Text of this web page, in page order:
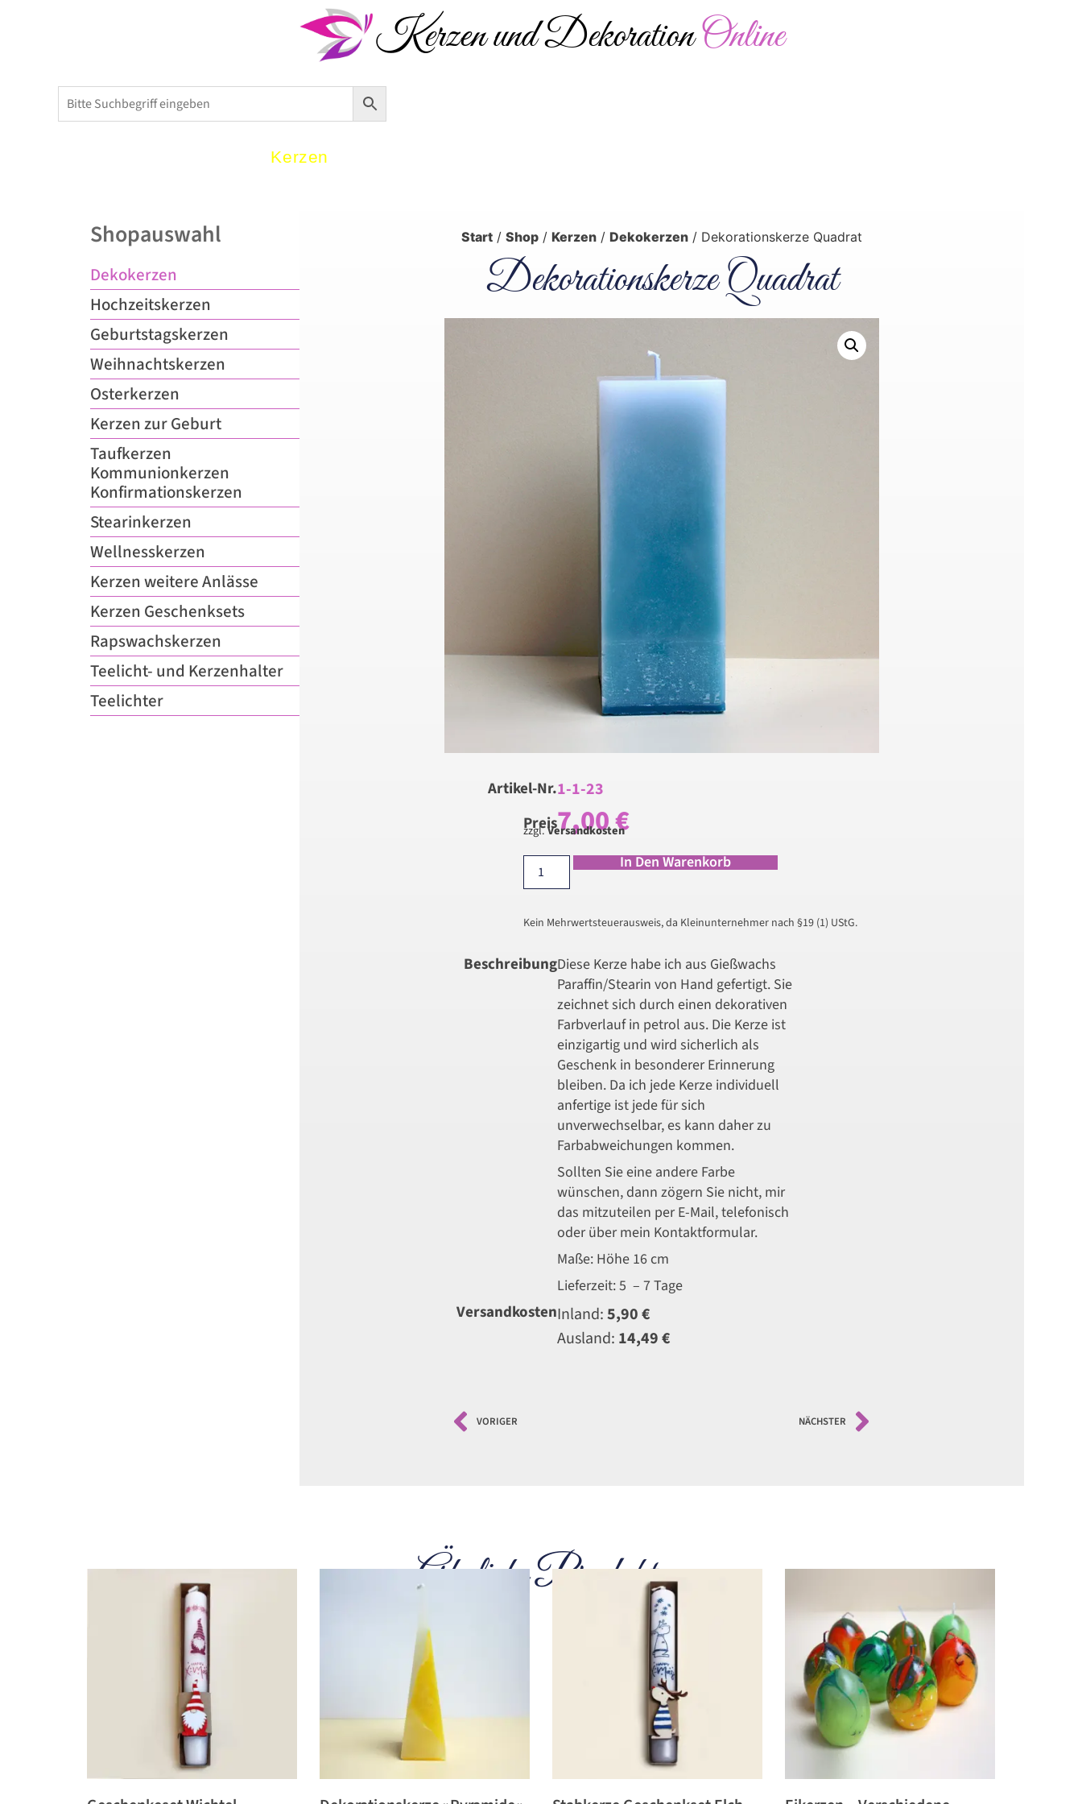
Kerzen und DekorationOnline
Kerzen
Shopauswahl
Dekokerzen
Hochzeitskerzen
Geburtstagskerzen
Weihnachtskerzen
Osterkerzen
Kerzen zur Geburt
Taufkerzen­
Kommunionkerzen­
Konfirmationskerzen
Stearinkerzen
Wellnesskerzen
Kerzen weitere Anlässe
Kerzen Geschenksets
Rapswachskerzen
Teelicht- und Kerzenhalter
Teelichter
Start / Shop / Kerzen / Dekokerzen / Dekorationskerze Quadrat
Dekorationskerze Quadrat
Artikel-Nr.1-1-23
Preis7,00€
zzgl.Versandkosten
In Den Warenkorb
Kein Mehrwertsteuerausweis, da Kleinunternehmer nach §19 (1) UStG.
BeschreibungDiese Kerze habe ich aus Gießwachs
Paraffin/Stearin von Hand gefertigt. Sie
zeichnet sich durch einen dekorativen
Farbverlauf in petrol aus. Die Kerze ist
einzigartig und wird sicherlich als
Geschenk in besonderer Erinnerung
bleiben. Da ich jede Kerze individuell
anfertige ist jede für sich
unverwechselbar, es kann daher zu
Farbabweichungen kommen.
Sollten Sie eine andere Farbe
wünschen, dann zögern Sie nicht, mir
das mitzuteilen per E-Mail, telefonisch
oder über mein Kontaktformular.
Maße: Höhe 16 cm
Lieferzeit: 5 – 7 Tage
VersandkostenInland:5,90 €
Ausland: 14,49 €
VORIGER NÄCHSTER
Ähnliche Produkte